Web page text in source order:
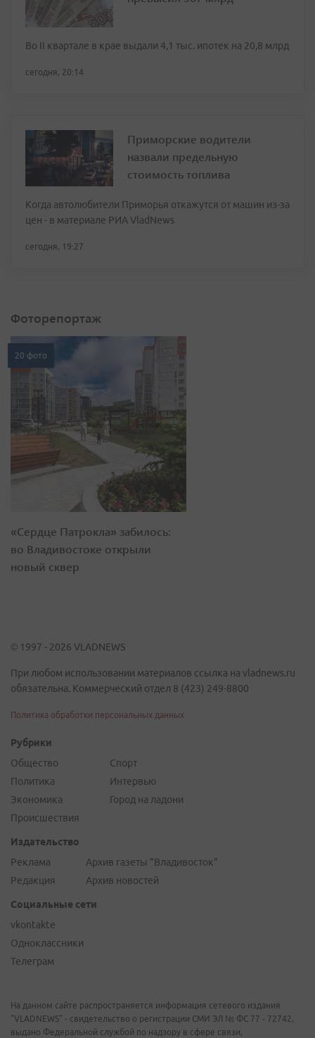
Во II квартале в крае выдали 4,1 тыс. ипотек на 20,8 млрд
сегодня, 20:14
Приморские водители
назвали предельную
стоимость топлива
Когда автолюбители Приморья откажутся от машин из-за
цен - в материале РИА VladNews
сегодня, 19:27
Фоторепортаж
20 фото
«Сердце Патрокла» забилось:
во Владивостоке открыли
новый сквер
© 1997 - 2026 VLADNEWS
При любом использовании материалов ссылка на vladnews.ru
обязательна. Коммерческий отдел 8 (423) 249-8800
Политика обработки персональных данных
Рубрики
Общество
Политика
Экономика
Происшествия
Спорт
Интервью
Город на ладони
Издательство
Реклама
Редакция
Архив газеты "Владивосток"
Архив новостей
Социальные сети
vkontakte
Одноклассники
Телеграм
На данном сайте распространяется информация сетевого издания
"VLADNEWS" - свидетельство о регистрации СМИ ЭЛ № ФС 77 - 72742,
выдано Федеральной службой по надзору в сфере связи,